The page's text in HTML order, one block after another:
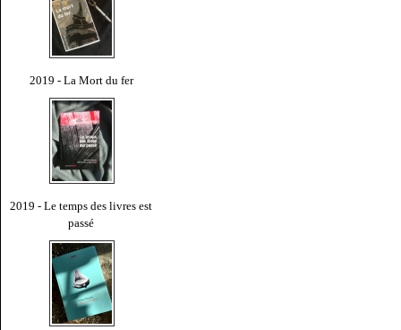
2019 - La Mort du fer
2019 - Le temps des livres est
passé